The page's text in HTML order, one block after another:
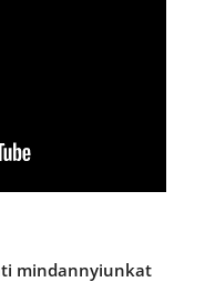
mindannyiunkat